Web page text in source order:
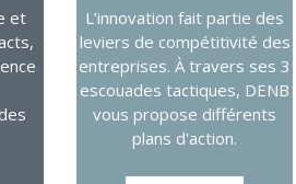
et
L’innovation fait partie des
leviers de compétitivité des
entreprises. À travers ses 3
escouades tactiques, DENB
vous propose différents
plans d'action.